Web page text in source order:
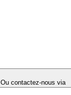
Ou contactez-nous via